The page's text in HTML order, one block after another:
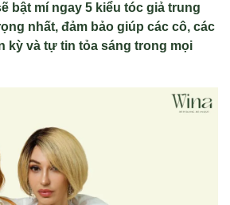
bật mí ngay 5 kiểu tóc giả trung
nhất, đảm bảo giúp các cô, các
kỳ và tự tin tỏa sáng trong mọi